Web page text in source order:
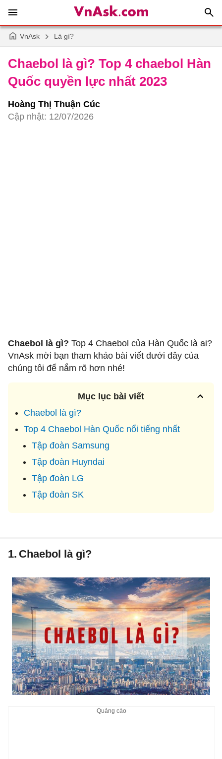
VnAsk Là gì?
Chaebol là gì? Top 4 chaebol Hàn
Quốc quyền lực nhất 2023
Hoàng Thị Thuận Cúc
Cập nhật: 12/07/2026
Chaebol là gì? Top 4 Chaebol của Hàn Quốc là ai?
VnAsk mời bạn tham khảo bài viết dưới đây của
chúng tôi để nắm rõ hơn nhé!
Mục lục bài viết
Chaebol là gì?
Top 4 Chaebol Hàn Quốc nổi tiếng nhất
Tập đoàn Samsung
Tập đoàn Huyndai
Tập đoàn LG
Tập đoàn SK
Chaebol là gì?
1.